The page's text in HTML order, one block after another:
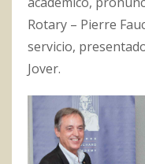
Rotary – Pierre
servicio,
Jover.